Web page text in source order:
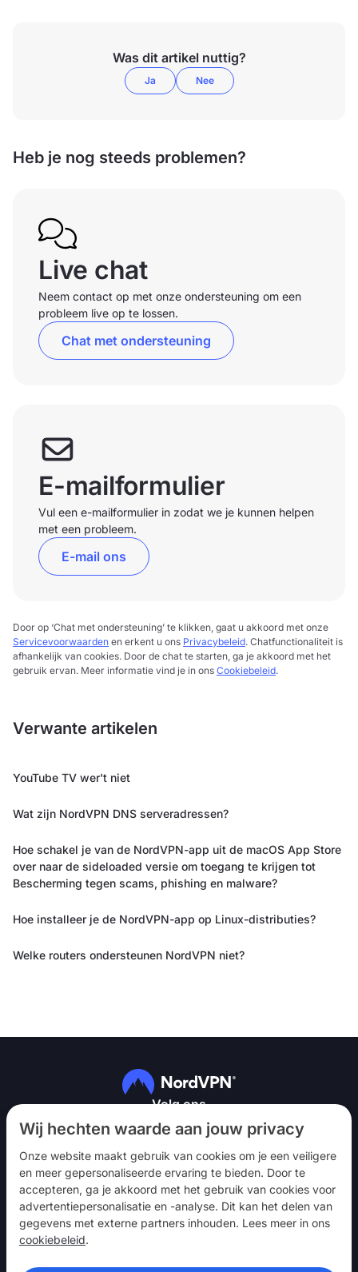
Wij hechten waarde aan jouw privacy
Onze website maakt gebruik van cookies om je een veiligere
en meer gepersonaliseerde ervaring te bieden. Door te
accepteren, ga je akkoord met het gebruik van cookies voor
advertentiepersonalisatie en -analyse. Dit kan het delen van
gegevens met externe partners inhouden. Lees meer in ons
cookiebeleid.
Was dit artikel nuttig?
Ja Nee
Heb je nog steeds problemen?
Live chat
Neem contact op met onze ondersteuning om een
probleem live op te lossen.
Chat met ondersteuning
E-mailformulier
Vul een e-mailformulier in zodat we je kunnen helpen
met een probleem.
E-mail ons
Door op ‘Chat met ondersteuning’ te klikken, gaat u akkoord met onze
Servicevoorwaarden en erkent u ons Privacybeleid. Chatfunctionaliteit is
afhankelijk van cookies. Door de chat te starten, ga je akkoord met het
gebruik ervan. Meer informatie vind je in ons Cookiebeleid.
Verwante artikelen
YouTube TV wer't niet
Wat zijn NordVPN DNS serveradressen?
Hoe schakel je van de NordVPN-app uit de macOS App Store
over naar de sideloaded versie om toegang te krijgen tot
Bescherming tegen scams, phishing en malware?
Hoe installeer je de NordVPN-app op Linux-distributies?
Welke routers ondersteunen NordVPN niet?
Volg ons
NordVPN
Betrekken
Hulp